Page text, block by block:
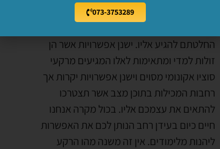
מחירים של מסלולי לימודים שונים אכן מסוגלים
החלטתם להגיע אליו. ישנן אפשרויות אשר הן
זולות למדי ומתאימות לאלו המגיעים מרקעי
סוציו אקונומי מסוים וישנן אפשרויות יקרות אך
רחבות המכילות בתוכן מצב אשר תצטרכו
להתאים את עצמכם אליו. בכול מקרה אנחנו
חיים כיום בעידן רחב הנותן לכם את האפשרות
ליהנות מלימודים. אין זה משנה מהו הרקע
073-3753289